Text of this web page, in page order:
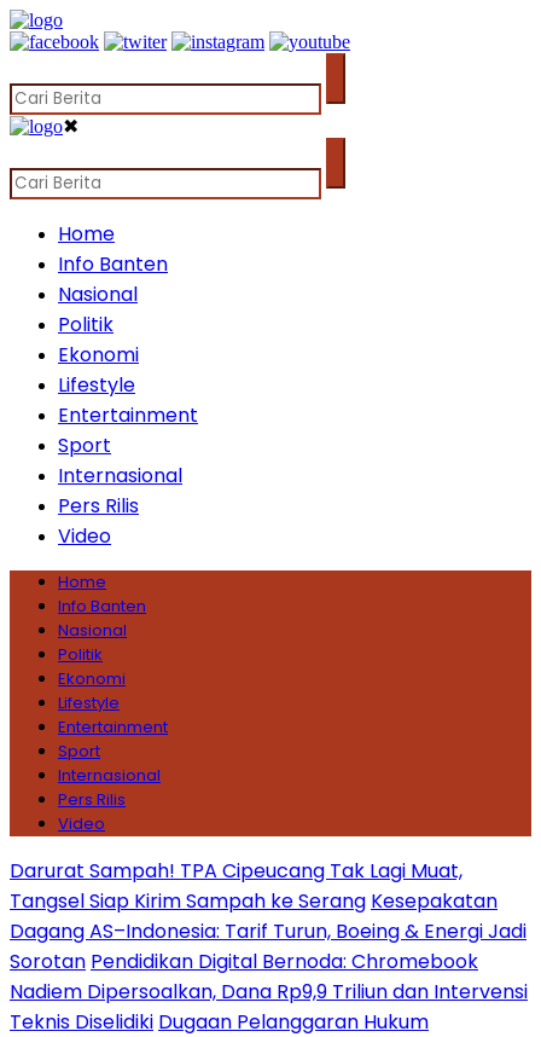
✖
Home
Info Banten
Nasional
Politik
Ekonomi
Lifestyle
Entertainment
Sport
Internasional
Pers Rilis
Video
Home
Info Banten
Nasional
Politik
Ekonomi
Lifestyle
Entertainment
Sport
Internasional
Pers Rilis
Video
Darurat Sampah! TPA Cipeucang Tak Lagi Muat,
Tangsel Siap Kirim Sampah ke Serang Kesepakatan
Dagang AS–Indonesia: Tarif Turun, Boeing & Energi Jadi
Sorotan Pendidikan Digital Bernoda: Chromebook
Nadiem Dipersoalkan, Dana Rp9,9 Triliun dan Intervensi
Teknis Diselidiki Dugaan Pelanggaran Hukum